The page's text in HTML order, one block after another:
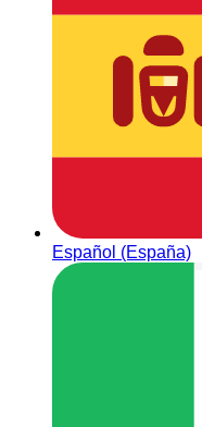
Español (España)